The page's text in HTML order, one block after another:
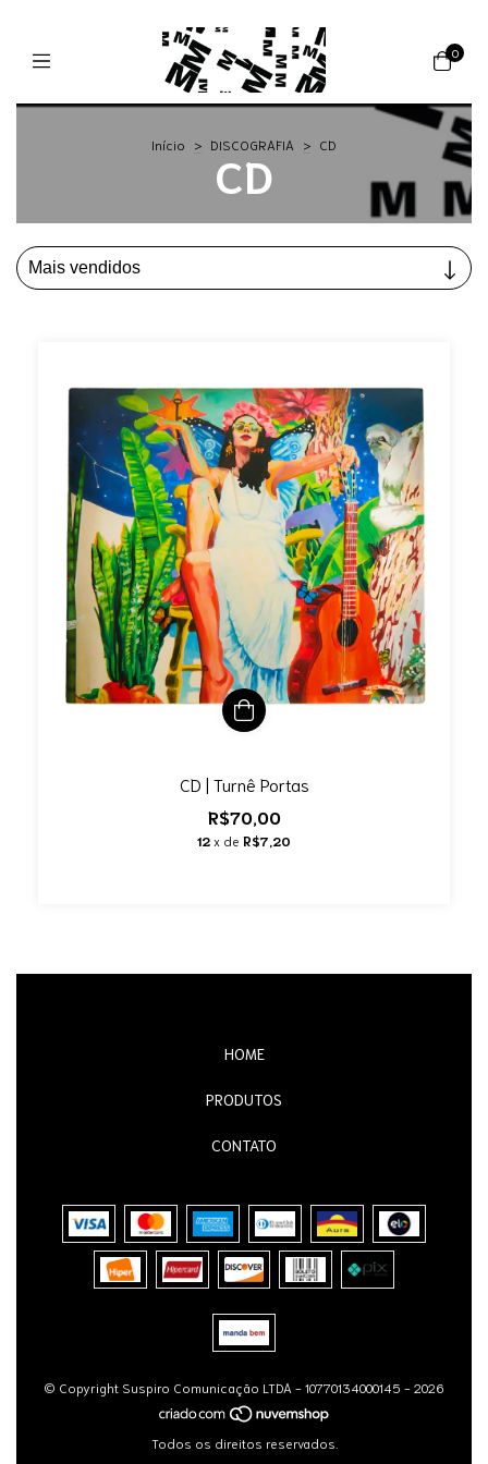
0
Início > DISCOGRAFIA > CD
CD
CD | Turnê Portas
R$70,00
12 x de R$7,20
HOME
PRODUTOS
CONTATO
© Copyright Suspiro Comunicação LTDA - 10770134000145 - 2026
Todos os direitos reservados.